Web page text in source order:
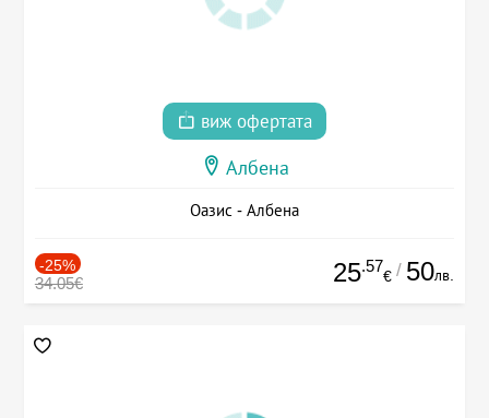
виж офертата
Албена
Оазис - Албена
-25%
34.05€ 25.57
€ / 50лв.